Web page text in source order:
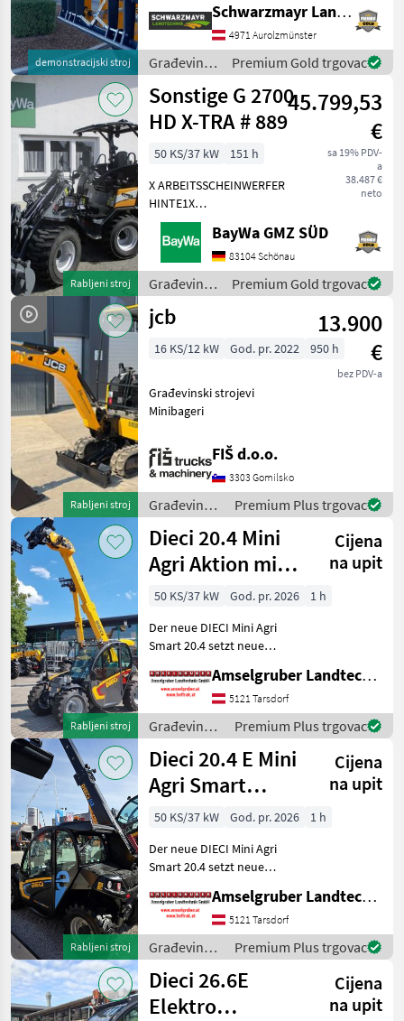
demonstracijski stroj
- s nosivošću od 3, 0 tone
VFG - rabljeno Prodajni tim
tvrtke Schwarzmayr
Schwarzmayr Landtechnik GmbH - Aurolzmünster
4971 Aurolzmünster
Građevinski
strojevi /
Sonstige
Premium Gold trgovac
Rabljeni stroj
Sonstige G 2700
HD X-TRA # 889
45.799,53
€
sa 19% PDV-
a
38.487 €
neto
50 KS/37 kW
151 h
X ARBEITSSCHEINWERFER
HINTE1X
ARBEITSSCHEINWERFER
VORNE1X
HECKGEWICHTSPLATTE 62
KG1X
HYDRAULIKKREISLAUF
DPPPEL31X15.50-15
SKIDDATENBESCHEINIGUNG
BRD 20 KMDRUCKFREIER
BayWa GMZ SÜD
83104 Schönau
Građevinski
strojevi /
Sonstige
Premium Gold trgovac
Rabljeni stroj
jcb
13.900
€
bez PDV-a
16 KS/12 kW God. pr. 2022 950 h
Građevinski strojevi
Minibageri
FIŠ d.o.o.
3303 Gomilsko
Građevinski
strojevi /
JCB
Premium Plus trgovac
Rabljeni stroj
Dieci 20.4 Mini
Agri Aktion mit
Österreichpaket
Cijena
na upit
50 KS/37 kW God. pr. 2026
1 h
Der neue DIECI Mini Agri
Smart 20.4 setzt neue
Teleskopladermarkt. Stufe
5 Motor - -Größte Kabine
(Baugleich vom Modell 26.6
Mini Agri) -50
Amselgruber Landtechnik GmbH
5121 Tarsdorf
Građevinski
strojevi /
Dieci
Premium Plus trgovac
Rabljeni stroj
Dieci 20.4 E Mini
Agri Smart
ELEKTRO
Teleskoplader
TOP
Cijena
na upit
50 KS/37 kW God. pr. 2026
1 h
Der neue DIECI Mini Agri
Smart 20.4 setzt neue
Teleskopladermarkt. 100 %
Elektro! -Größte Kabine
(Baugleich vom Modell 26.6
Mini Agri) -Echt
Amselgruber Landtechnik GmbH
5121 Tarsdorf
Građevinski
strojevi /
Dieci
Premium Plus trgovac
Dieci 26.6E
Elektro
Cijena
na upit